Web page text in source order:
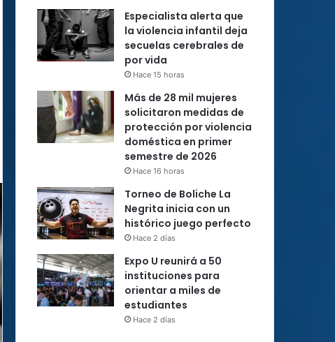
Especialista alerta que
la violencia infantil deja
secuelas cerebrales de
por vida
Hace 15 horas
Más de 28 mil mujeres
solicitaron medidas de
protección por violencia
doméstica en primer
semestre de 2026
Hace 16 horas
Torneo de Boliche La
Negrita inicia con un
histórico juego perfecto
Hace 2 días
Expo U reunirá a 50
instituciones para
orientar a miles de
estudiantes
Hace 2 días